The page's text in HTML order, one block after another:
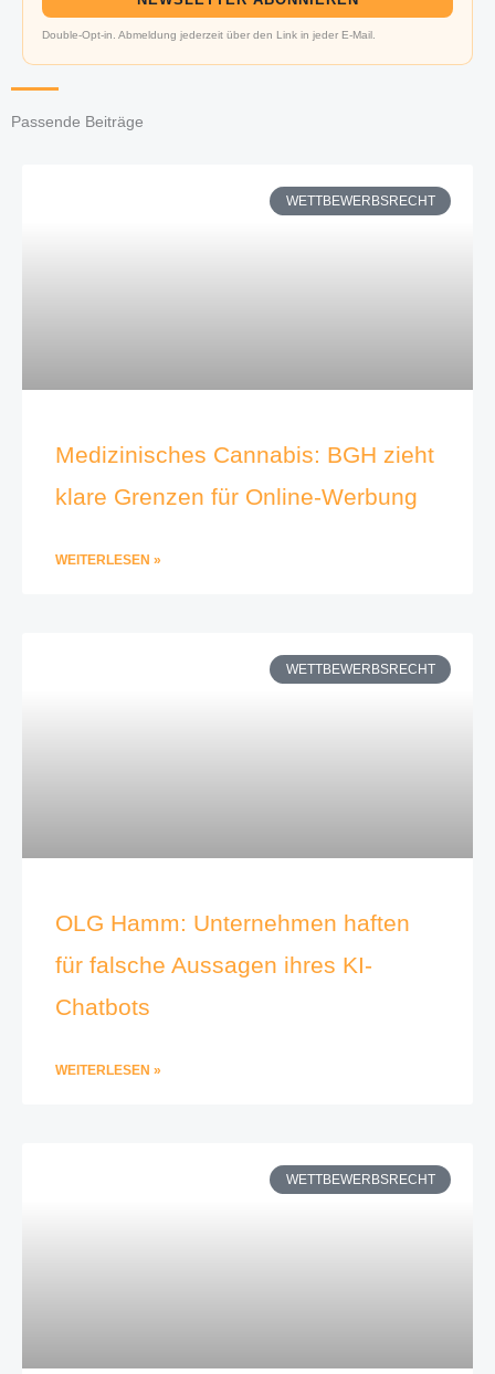
Double-Opt-in. Abmeldung jederzeit über den Link in jeder E-Mail.
Passende Beiträge
WETTBEWERBSRECHT
Medizinisches Cannabis: BGH zieht
klare Grenzen für Online-Werbung
WEITERLESEN »
WETTBEWERBSRECHT
OLG Hamm: Unternehmen haften
für falsche Aussagen ihres KI-
Chatbots
WEITERLESEN »
WETTBEWERBSRECHT